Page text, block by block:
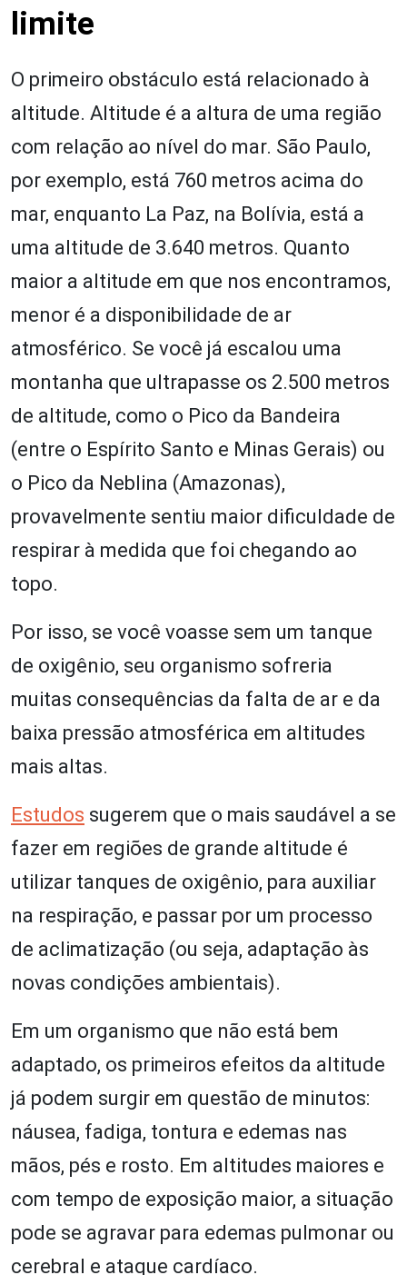
limite
O primeiro obstáculo está relacionado à
altitude. Altitude é a altura de uma região
com relação ao nível do mar. São Paulo,
por exemplo, está 760 metros acima do
mar, enquanto La Paz, na Bolívia, está a
uma altitude de 3.640 metros. Quanto
maior a altitude em que nos encontramos,
menor é a disponibilidade de ar
atmosférico. Se você já escalou uma
montanha que ultrapasse os 2.500 metros
de altitude, como o Pico da Bandeira
(entre o Espírito Santo e Minas Gerais) ou
o Pico da Neblina (Amazonas),
provavelmente sentiu maior dificuldade de
respirar à medida que foi chegando ao
topo.
Por isso, se você voasse sem um tanque
de oxigênio, seu organismo sofreria
muitas consequências da falta de ar e da
baixa pressão atmosférica em altitudes
mais altas.
Estudos sugerem que o mais saudável a se
fazer em regiões de grande altitude é
utilizar tanques de oxigênio, para auxiliar
na respiração, e passar por um processo
de aclimatização (ou seja, adaptação às
novas condições ambientais).
Em um organismo que não está bem
adaptado, os primeiros efeitos da altitude
já podem surgir em questão de minutos:
náusea, fadiga, tontura e edemas nas
mãos, pés e rosto. Em altitudes maiores e
com tempo de exposição maior, a situação
pode se agravar para edemas pulmonar ou
cerebral e ataque cardíaco.